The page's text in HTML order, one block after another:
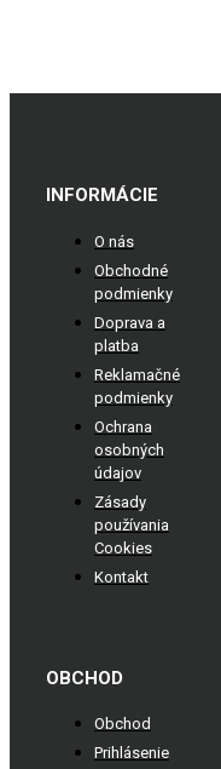
INFORMÁCIE
O nás
Obchodné
podmienky
Doprava a
platba
Reklamačné
podmienky
Ochrana
osobných
údajov
Zásady
používania
Cookies
Kontakt
OBCHOD
Obchod
Prihlásenie